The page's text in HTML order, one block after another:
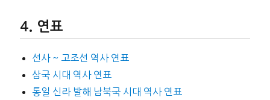
연표
선사 ~ 고조선 역사 연표
삼국 시대 역사 연표
통일 신라 발해 남북국 시대 역사 연표